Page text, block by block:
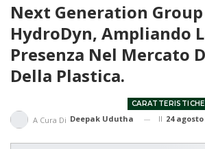
Next Generation
HydroDyn, Ampliando
Presenza Nel Mercato
Della Plastica.
A Cura Di Deepak Udutha Il 24 agosto